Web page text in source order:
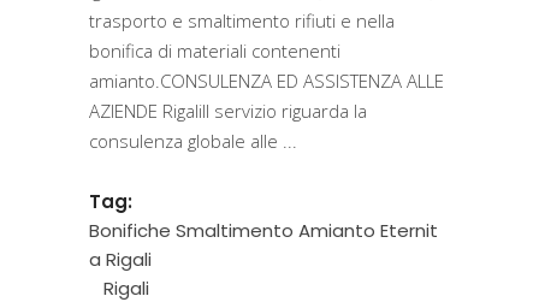
trasporto e smaltimento rifiuti e nella
bonifica di materiali contenenti
amianto.CONSULENZA ED ASSISTENZA ALLE
AZIENDE RigaliIl servizio riguarda la
consulenza globale alle
Tag:
Bonifiche Smaltimento Amianto Eternit
a Rigali
Rigali